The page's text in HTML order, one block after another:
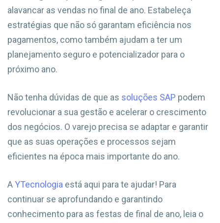
alavancar as vendas no final de ano. Estabeleça
estratégias que não só garantam eficiência nos
pagamentos, como também ajudam a ter um
planejamento seguro e potencializador para o
próximo ano.
Não tenha dúvidas de que as soluções SAP podem
revolucionar a sua gestão e acelerar o crescimento
dos negócios. O varejo precisa se adaptar e garantir
que as suas operações e processos sejam
eficientes na época mais importante do ano.
AYTecnologia está aqui para te ajudar! Para
continuar se aprofundando e garantindo
conhecimento para as festas de final de ano, leia o